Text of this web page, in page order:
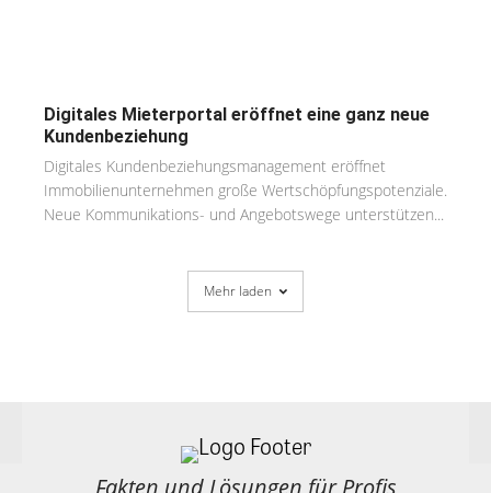
Digitales Mieterportal eröffnet eine ganz neue
Kundenbeziehung
Digitales Kundenbeziehungsmanagement eröffnet
Immobilienunternehmen große Wertschöpfungspotenziale.
Neue Kommunikations- und Angebotswege unterstützen...
Mehr laden
Fakten und Lösungen für Profis